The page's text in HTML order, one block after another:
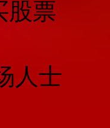
股票
人士